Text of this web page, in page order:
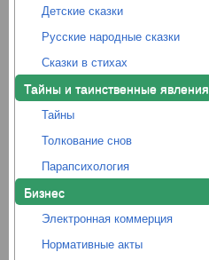
Детские сказки
Русские народные сказки
Сказки в стихах
Тайны и таинственные явления
Тайны
Толкование снов
Парапсихология
Бизнес
Электронная коммерция
Нормативные акты